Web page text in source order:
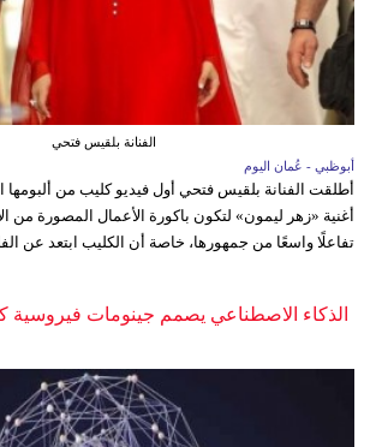
الفنانة بلقيس فتحي
أبوظبي - عُمان اليوم
أطلقت الفنانة بلقيس فتحي أول فيديو كليب من ألبومها
أغنية «زهر ليمون» لتكون باكورة الأعمال المصورة من
تفاعلًا واسعًا من جمهورها، خاصة أن الكليب ابتعد عن
الذكاء الاصطناعي يصمم جينومات فيروسية